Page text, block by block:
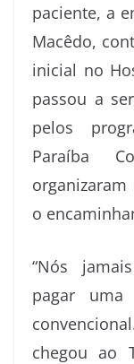
paciente, a
Macêdo,
inicial no
passou a
pelos
Paraíba
o
“Nós
pagar
chegou ao